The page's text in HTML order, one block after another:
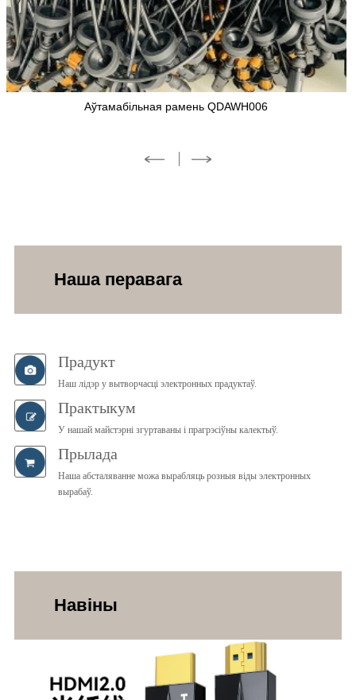
Аўтамабільныя джгуты QDAWH003
Наша перавага
Прадукт
Наш лідэр у вытворчасці электронных прадуктаў.
Практыкум
У нашай майстэрні згуртаваны і прагрэсіўны калектыў.
Прылада
Наша абсталяванне можа вырабляць розныя віды электронных
вырабаў.
Навіны